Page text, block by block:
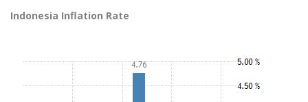
Indonesia Inflation Rate